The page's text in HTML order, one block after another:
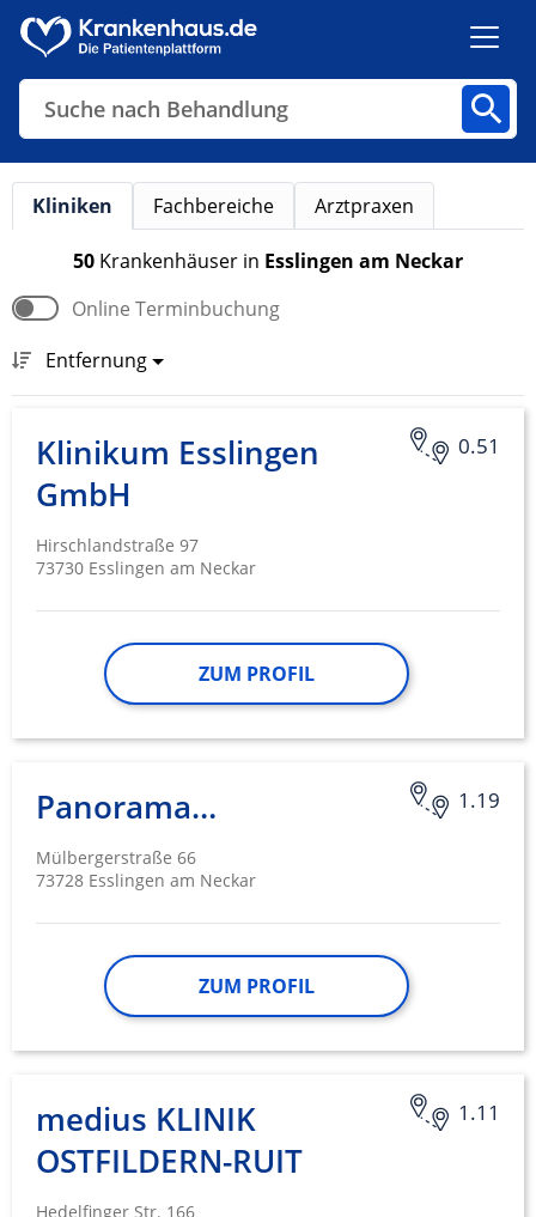
Suche nach Behandlung
Kliniken Fachbereiche Arztpraxen
50 Krankenhäuser in Esslingen am Neckar
Online Terminbuchung
Entfernung
0.51
Klinikum Esslingen
GmbH
Hirschlandstraße 97
73730 Esslingen am Neckar
ZUM PROFIL
1.19
Panoramaklinik
Mülbergerstraße 66
73728 Esslingen am Neckar
ZUM PROFIL
1.11
medius KLINIK
OSTFILDERN-RUIT
Hedelfinger Str. 166